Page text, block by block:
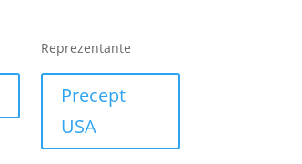
Reprezentante
Precept
USA